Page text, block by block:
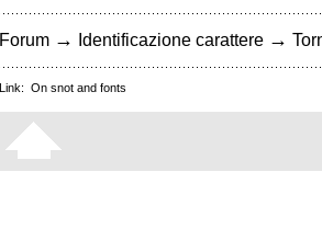
Forum → Identificazione carattere →
Link: On snot and fonts